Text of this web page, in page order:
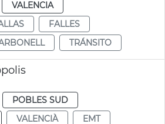
VALENCIA
FALLES
TRÁNSITO
POBLES SUD
VALENCIÀ EMT